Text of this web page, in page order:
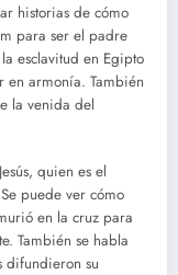
historias de cómo
para ser el padre
esclavitud en Egipto
armonía. También
la venida del
quien es el
puede ver cómo
en la cruz para
También se habla
difundieron su